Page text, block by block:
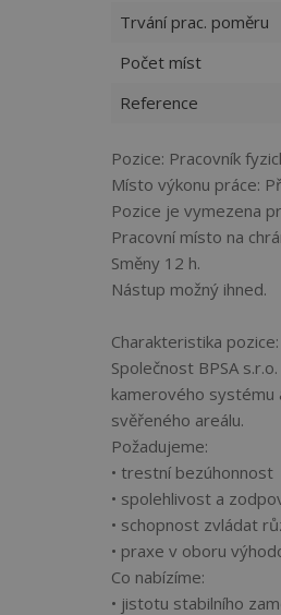
Trvání prac. poměru
Počet míst
Reference
Pozice: Pracovník
Místo výkonu práce:
Pozice je vymezena
Pracovní místo na
Směny 12 h.
Nástup možný ihned.
Charakteristika pozice:
Společnost BPSA
kamerového systému
svěřeného areálu.
Požadujeme:
• trestní bezúhonnost
• spolehlivost a
• schopnost zvládat
• praxe v oboru
Co nabízíme:
• jistotu stabilního